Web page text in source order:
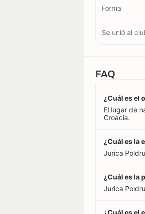
Forma
Se unió al
FAQ
¿Cuál es el
El lugar de
Croacia.
¿Cuál es la
Jurica
¿Cuál es la
Jurica
¿Cuál es el